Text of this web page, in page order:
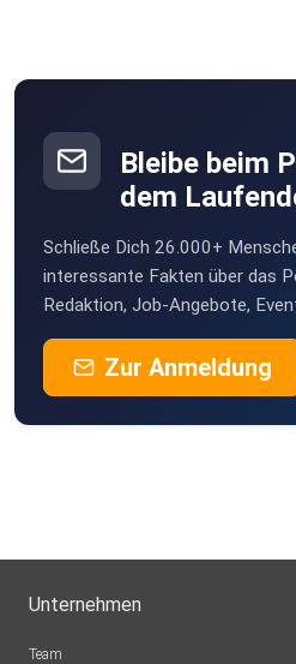
Bleibe beim
dem
Schließe Dich 26.000+
interessante Fakten über das
Redaktion, Job-Angebote,
Zur Anmeldung
Unternehmen
Team